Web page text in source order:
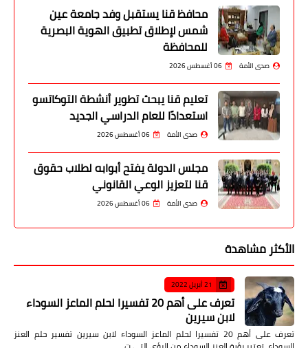
محافظ قنا يستقبل وفد جامعة عين
شمس لإطلاق تطبيق الهوية البصرية
للمحافظة
صدى الأمة 06 أغسطس 2026
تعليم قنا يبحث تطوير أنشطة التوكاتسو
استعدادًا للعام الدراسي الجديد
صدى الأمة 06 أغسطس 2026
مجلس الدولة يفتح أبوابه لطلاب حقوق
قنا لتعزيز الوعي القانوني
صدى الأمة 06 أغسطس 2026
الأكثر مشاهدة
21 أبريل 2022
تعرف على أهم 20 تفسيرا لحلم الماعز السوداء
لابن سيرين
تعرف على أهم 20 تفسيرا لحلم الماعز السوداء لابن سيرين تفسير حلم العنز